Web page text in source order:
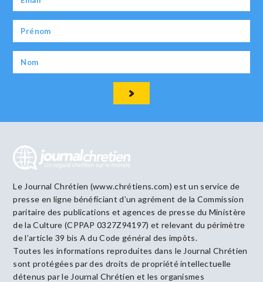
Le Journal Chrétien (www.chrétiens.com) est un service de
presse en ligne bénéficiant d’un agrément de la Commission
paritaire des publications et agences de presse du Ministère
de la Culture (CPPAP 0327Z94197) et relevant du périmètre
de l’article 39 bis A du Code général des impôts.
Toutes les informations reproduites dans le Journal Chrétien
sont protégées par des droits de propriété intellectuelle
détenus par le Journal Chrétien et les organismes